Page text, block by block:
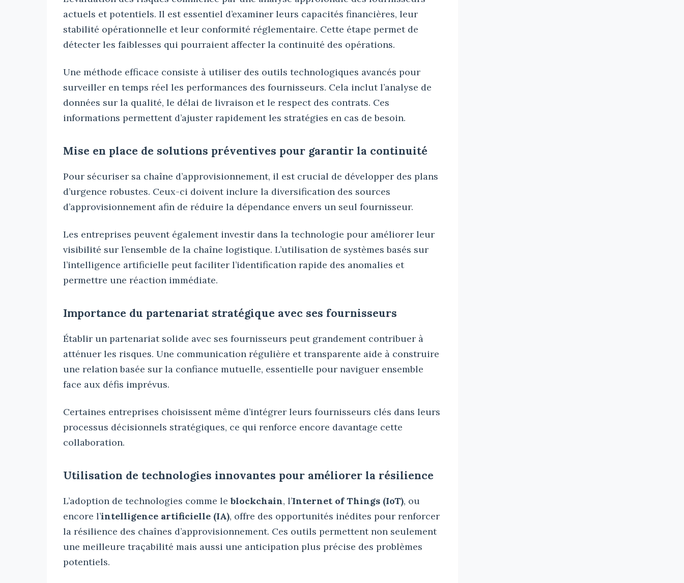
actuels et potentiels. Il est essentiel d’examiner leurs capacités financières, leur
stabilité opérationnelle et leur conformité réglementaire. Cette étape permet de
détecter les faiblesses qui pourraient affecter la continuité des opérations.
Une méthode efficace consiste à utiliser des outils technologiques avancés pour
surveiller en temps réel les performances des fournisseurs. Cela inclut l’analyse de
données sur la qualité, le délai de livraison et le respect des contrats. Ces
informations permettent d’ajuster rapidement les stratégies en cas de besoin.
Mise en place de solutions préventives pour garantir la continuité
Pour sécuriser sa chaîne d’approvisionnement, il est crucial de développer des plans
d’urgence robustes. Ceux-ci doivent inclure la diversification des sources
d’approvisionnement afin de réduire la dépendance envers un seul fournisseur.
Les entreprises peuvent également investir dans la technologie pour améliorer leur
visibilité sur l’ensemble de la chaîne logistique. L’utilisation de systèmes basés sur
l’intelligence artificielle peut faciliter l’identification rapide des anomalies et
permettre une réaction immédiate.
Importance du partenariat stratégique avec ses fournisseurs
Établir un partenariat solide avec ses fournisseurs peut grandement contribuer à
atténuer les risques. Une communication régulière et transparente aide à construire
une relation basée sur la confiance mutuelle, essentielle pour naviguer ensemble
face aux défis imprévus.
Certaines entreprises choisissent même d’intégrer leurs fournisseurs clés dans leurs
processus décisionnels stratégiques, ce qui renforce encore davantage cette
collaboration.
Utilisation de technologies innovantes pour améliorer la résilience
L’adoption de technologies comme leblockchain, l’Internet of Things (IoT), ou
encore l’intelligence artificielle (IA), offre des opportunités inédites pour renforcer
la résilience des chaînes d’approvisionnement. Ces outils permettent non seulement
une meilleure traçabilité mais aussi une anticipation plus précise des problèmes
potentiels.